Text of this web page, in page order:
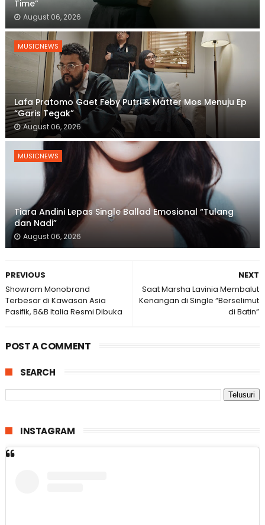
Time”
August 06, 2026
MUSICNEWS
Lafa Pratomo Gaet Feby Putri & Matter Mos Menuju Ep
“Garis Tegak”
August 06, 2026
MUSICNEWS
Tiara Andini Lepas Single Ballad Emosional “Tulang
dan Nadi”
August 06, 2026
NEXT
Saat Marsha Lavinia Membalut
Kenangan di Single “Berselimut
di Batin”
PREVIOUS
Showrom Monobrand
Terbesar di Kawasan Asia
Pasifik, B&B Italia Resmi Dibuka
POST A COMMENT
SEARCH
INSTAGRAM